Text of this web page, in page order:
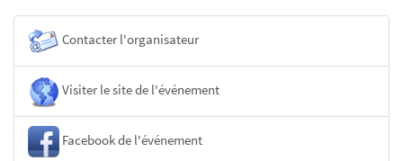
Contacter l'organisateur
Visiter le site de l'événement
Facebook de l'événement